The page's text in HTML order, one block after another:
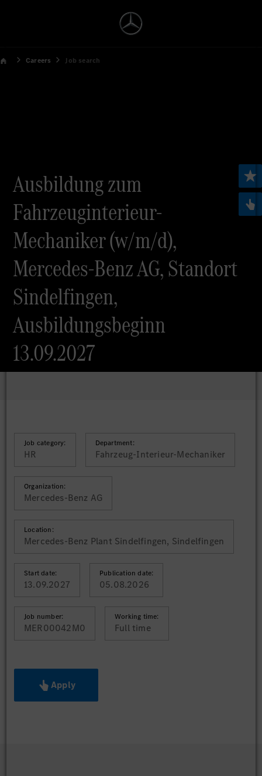
Careers Job search
Ausbildung zum
Fahrzeuginterieur-
Mechaniker (w/m/d),
Mercedes-Benz AG, Standort
Sindelfingen,
Ausbildungsbeginn
13.09.2027
Job category:
HR
Department:
Fahrzeug-Interieur-Mechaniker
Organization:
Mercedes-Benz AG
Location:
Mercedes-Benz Plant Sindelfingen, Sindelfingen
Start date:
13.09.2027
Publication date:
05.08.2026
Job number:
MER00042M0
Working time:
Full time
Apply